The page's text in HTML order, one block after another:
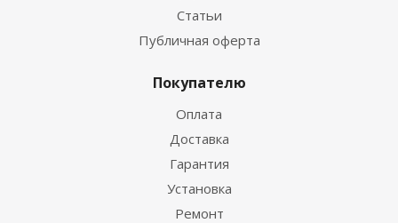
Статьи
Публичная оферта
Покупателю
Оплата
Доставка
Гарантия
Установка
Ремонт